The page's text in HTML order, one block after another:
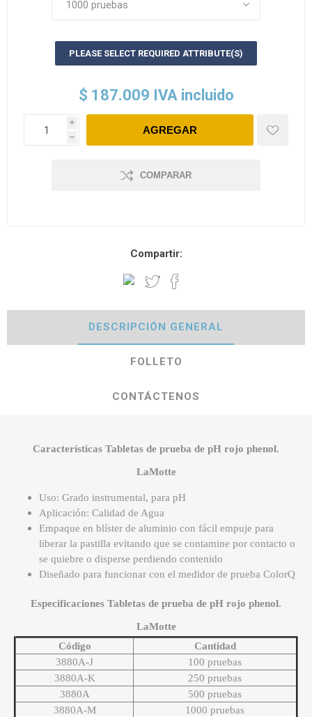
PLEASE SELECT REQUIRED ATTRIBUTE(S)
$ 187.009 IVA incluido
i
h
COMPARAR
Compartir:
DESCRIPCIÓN GENERAL
FOLLETO
CONTÁCTENOS
Características Tabletas de prueba de pH rojo phenol.
LaMotte
Uso: Grado instrumental, para pH
Aplicación: Calidad de Agua
Empaque en blíster de aluminio con fácil empuje para
liberar la pastilla evitando que se contamine por contacto o
se quiebre o disperse perdiendo contenido
Diseñado para funcionar con el medidor de prueba ColorQ
Especificaciones Tabletas de prueba de pH rojo phenol.
LaMotte
Código
Cantidad
3880A-J
100 pruebas
3880A-K
250 pruebas
3880A
500 pruebas
3880A-M
1000 pruebas